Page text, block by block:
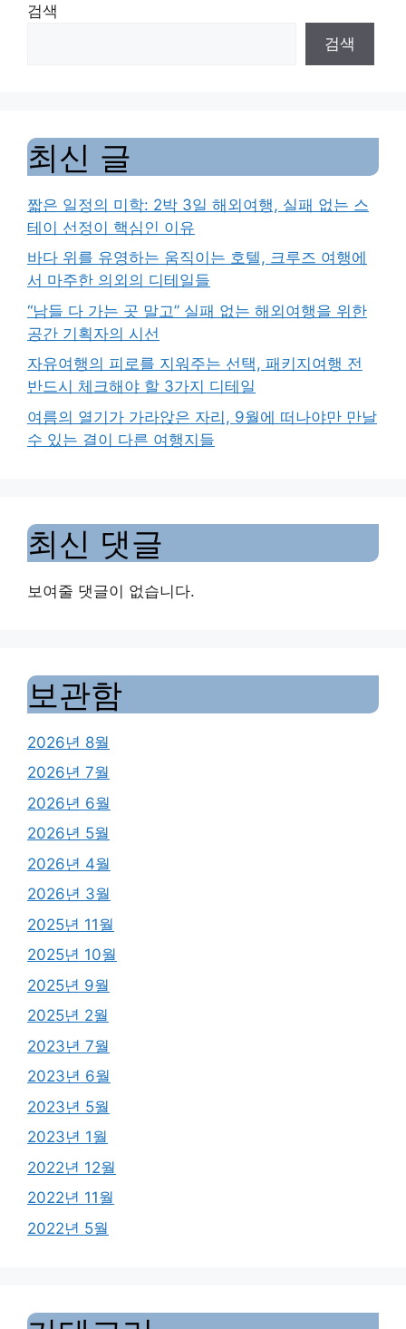
검색
검색
최신 글
짧은 일정의 미학: 2박 3일 해외여행, 실패 없는 스
테이 선정이 핵심인 이유
바다 위를 유영하는 움직이는 호텔, 크루즈 여행에
서 마주한 의외의 디테일들
“남들 다 가는 곳 말고” 실패 없는 해외여행을 위한
공간 기획자의 시선
자유여행의 피로를 지워주는 선택, 패키지여행 전
반드시 체크해야 할 3가지 디테일
여름의 열기가 가라앉은 자리, 9월에 떠나야만 만날
수 있는 결이 다른 여행지들
최신 댓글
보여줄 댓글이 없습니다.
보관함
2026년 8월
2026년 7월
2026년 6월
2026년 5월
2026년 4월
2026년 3월
2025년 11월
2025년 10월
2025년 9월
2025년 2월
2023년 7월
2023년 6월
2023년 5월
2023년 1월
2022년 12월
2022년 11월
2022년 5월